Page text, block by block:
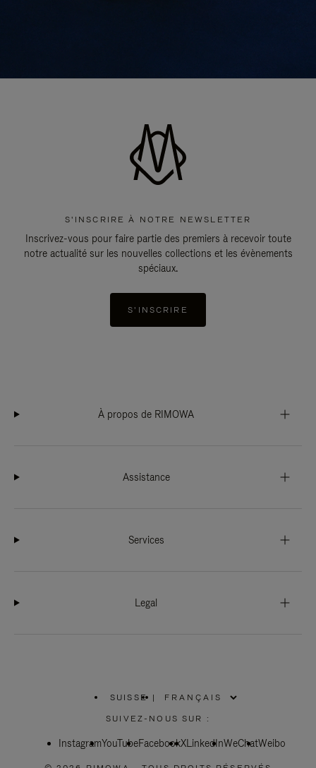
S'INSCRIRE À NOTRE NEWSLETTER
Inscrivez-vous pour faire partie des premiers à recevoir toute
notre actualité sur les nouvelles collections et les évènements
spéciaux.
S'INSCRIRE
À propos de RIMOWA
Assistance
Services
Legal
SUISSE
SÉLECTIONNEZ
VOTRE
|
SUIVEZ-NOUS SUR :
InstagramYouTubeFacebookXLinkedInWeChatWeibo